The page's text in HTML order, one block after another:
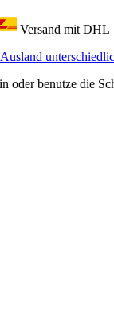
Versand mit DHL
oder benutze die